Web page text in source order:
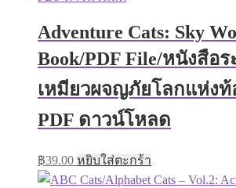
Adventure Cats: Sky
Book/PDF File/หนังสือ
เหมียวผจญภัยโลกแห่งท้
PDF ดาวน์โหลด
฿39.00 หยิบใส่ตะกร้า